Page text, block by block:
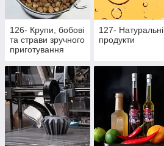
126- Крупи, бобові
та страви зручного
приготування
127- Натуральні
продукти